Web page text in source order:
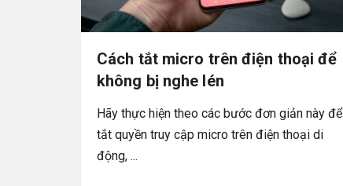
Cách tắt micro trên điện thoại để
không bị nghe lén
Hãy thực hiện theo các bước đơn giản này để
tắt quyền truy cập micro trên điện thoại di
động, ...